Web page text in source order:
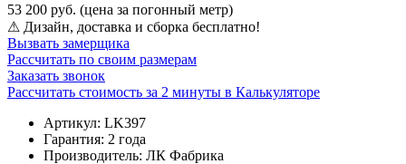
53 200 руб. (цена за погонный метр)
⚠ Дизайн, доставка и сборка бесплатно!
Вызвать замерщика
Рассчитать по своим размерам
Заказать звонок
Рассчитать стоимость за 2 минуты в Калькуляторе
Артикул: LK397
Гарантия: 2 года
Производитель: ЛК Фабрика